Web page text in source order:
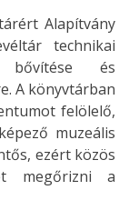
Alapítvány
technikai
bővítése és
A könyvtárban
felölelő,
muzeális
ezért közös
megőrizni a